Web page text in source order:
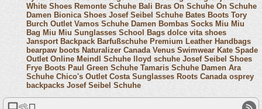
White Shoes Remonte Schuhe Bali Bras On Schuhe On Schuhe
Damen Bionica Shoes Josef Seibel Schuhe Bates Boots Tory
Burch Outlet Vamos Schuhe Damen Bombas Socks Miu Miu
Bag Miu Miu Sunglasses School Bags dolce vita shoes
Jansport Backpack Barfußschuhe Premium Leather Handbags
bearpaw boots Naturalizer Canada Venus Swimwear Kate Spade
Outlet Online Meindl Schuhe lloyd schuhe Josef Seibel Shoes
Frye Boots Paul Green Schuhe Tamaris Schuhe Damen Ara
Schuhe Chico's Outlet Costa Sunglasses Roots Canada osprey
backpacks Josef Seibel Schuhe